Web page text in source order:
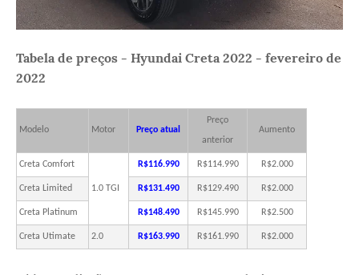
Tabela de preços - Hyundai Creta 2022 - fevereiro de
2022
Modelo Motor Preço atual
Preço
anterior
Aumento
Creta Comfort
1.0 TGI
R$116.990 R$114.990 R$2.000
Creta Limited R$131.490 R$129.490 R$2.000
Creta Platinum R$148.490 R$145.990 R$2.500
Creta Utimate 2.0 R$163.990 R$161.990 R$2.000